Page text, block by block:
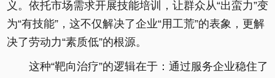
义。依托市场需求开展技能培训，让群众从“出蛮力”变
为“有技能”，这不仅解决了企业“用工荒”的表象，更解
决了劳动力“素质低”的根源。
这种“靶向治疗”的逻辑在于：通过服务企业稳住了